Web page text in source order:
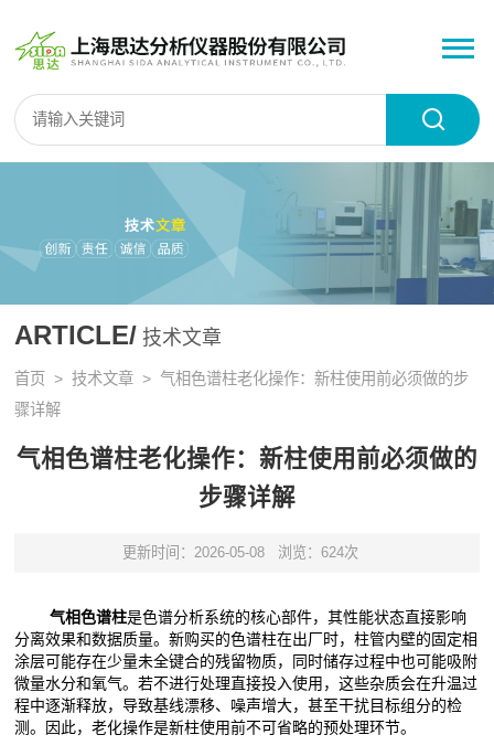
ARTICLE/ 技术文章
首页 >技术文章 > 气相色谱柱老化操作：新柱使用前必须做的步
骤详解
气相色谱柱老化操作：新柱使用前必须做的
步骤详解
更新时间：2026-05-08 浏览：624次
气相色谱柱是色谱分析系统的核心部件，其性能状态直接影响
分离效果和数据质量。新购买的色谱柱在出厂时，柱管内壁的固定相
涂层可能存在少量未全键合的残留物质，同时储存过程中也可能吸附
微量水分和氧气。若不进行处理直接投入使用，这些杂质会在升温过
程中逐渐释放，导致基线漂移、噪声增大，甚至干扰目标组分的检
测。因此，老化操作是新柱使用前不可省略的预处理环节。